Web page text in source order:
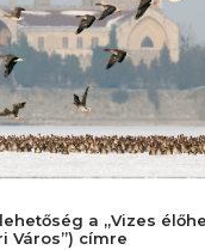
a „Vizes
Város”) címre